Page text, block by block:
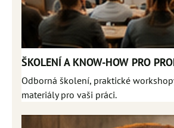
ŠKOLENÍ A KNOW-HOW PRO
Odborná školení, praktické
materiály pro vaši práci.